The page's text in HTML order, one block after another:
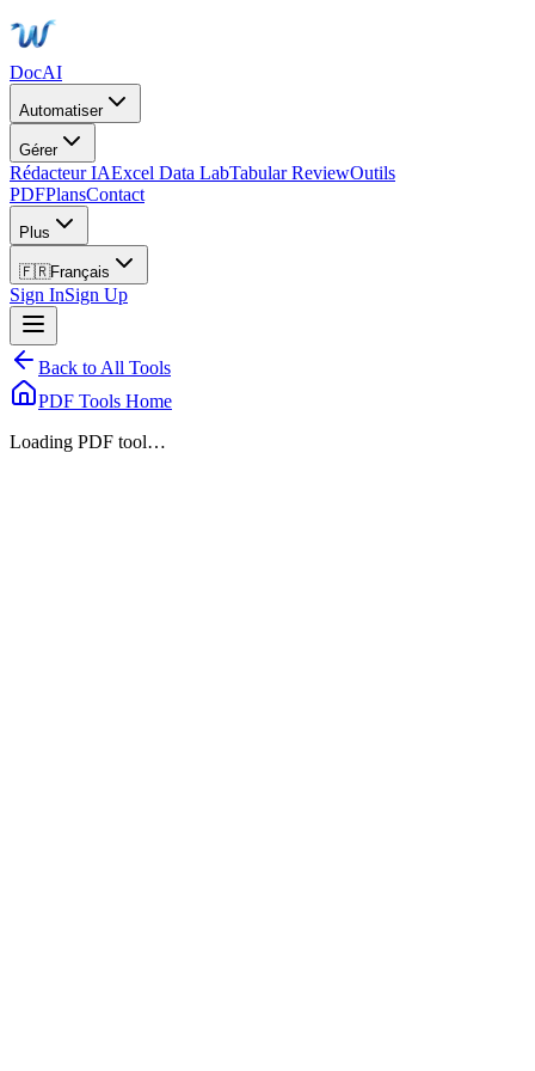
DocAI
Automatiser
Gérer
Rédacteur IAExcel Data LabTabular ReviewOutils
PDFPlansContact
Plus
🇫🇷Français
Sign InSign Up
Back to All Tools
PDF Tools Home
Loading PDF tool…